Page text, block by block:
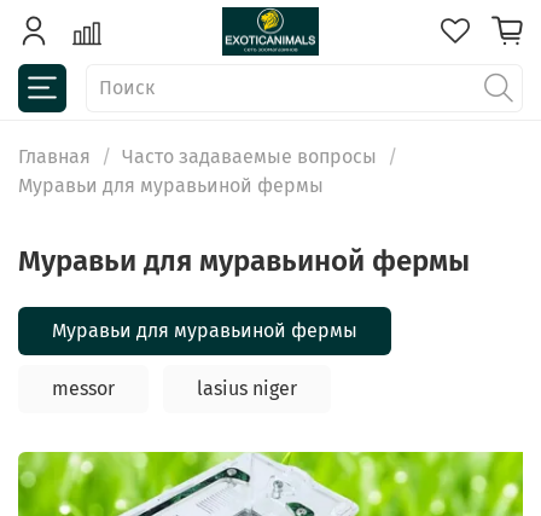
Главная
Часто задаваемые вопросы
Муравьи для муравьиной фермы
Муравьи для муравьиной фермы
Муравьи для муравьиной фермы
messor lasius niger